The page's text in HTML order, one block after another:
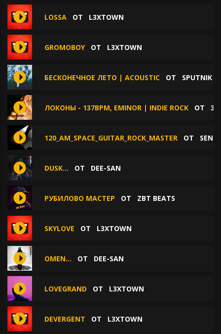
LOSSA ОТ L3XTOWN
GROMOBOYОТ L3XTOWN
БЕСКОНЕЧНОЕ ЛЕТО | ACOUSTIC ОТ SPUTNIK
ЛОКОНЫ - 137BPM, EMINOR | INDIE ROCK ОТ
120_AM_SPACE_GUITAR_ROCK_MASTER ОТ
DUSK... ОТ DEE-SAN
РУБИЛОВО МАСТЕР ОТ ZBT BEATS
SKYLOVE ОТ L3XTOWN
OMEN... ОТ DEE-SAN
LOVEGRAND ОТ L3XTOWN
DEVERGENT ОТ L3XTOWN